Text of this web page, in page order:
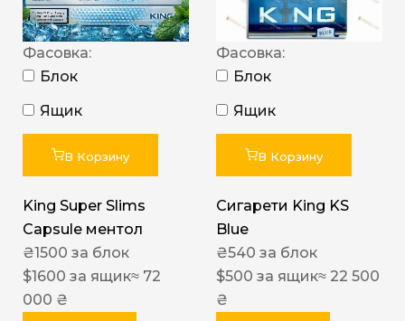
Фасовка:
Блок
Ящик
В Корзину
King Super Slims
Capsule ментол
₴1500 за блок
$1600 за ящик≈ 72
000 ₴
Фасовка:
Блок
Ящик
В Корзину
Сигарети King KS
Blue
₴540 за блок
$500 за ящик≈ 22 500
₴